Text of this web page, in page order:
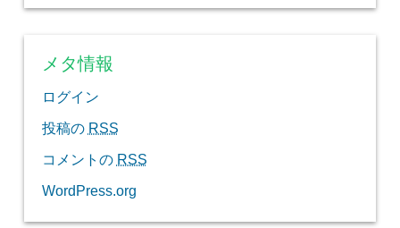
メタ情報
ログイン
投稿の RSS
コメントの RSS
WordPress.org